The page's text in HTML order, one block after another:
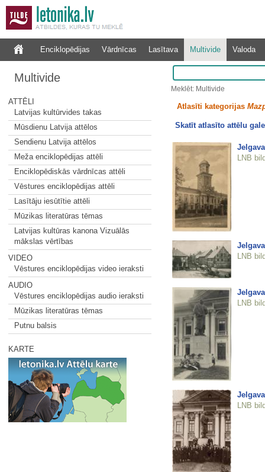
Enciklopēdijas Vārdnīcas Lasītava Multivide Valoda
Multivide
ATTĒLI
Latvijas kultūrvides takas
Mūsdienu Latvija attēlos
Sendienu Latvija attēlos
Meža enciklopēdijas attēli
Enciklopēdiskās vārdnīcas attēli
Vēstures enciklopēdijas attēli
Lasītāju iesūtītie attēli
Mūzikas literatūras tēmas
Latvijas kultūras kanona Vizuālās
mākslas vērtības
VIDEO
Vēstures enciklopēdijas video ieraksti
AUDIO
Vēstures enciklopēdijas audio ieraksti
Mūzikas literatūras tēmas
Putnu balsis
KARTE
Meklēt: Multivide
Atlasīti kategorijas
Skatīt atlasīto attēlu
LNB
LNB
LNB
LNB